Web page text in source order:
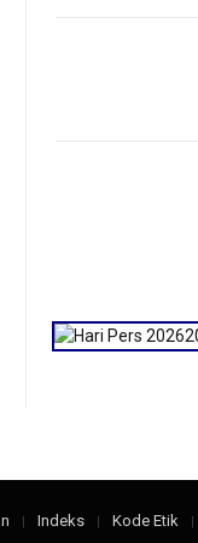
Indeks Kode Etik